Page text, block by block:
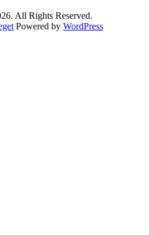
All Rights Reserved.
Powered by WordPress